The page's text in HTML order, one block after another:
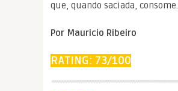
que, quando saciada, consome.
Por Mauricio Ribeiro
RATING: 73/100